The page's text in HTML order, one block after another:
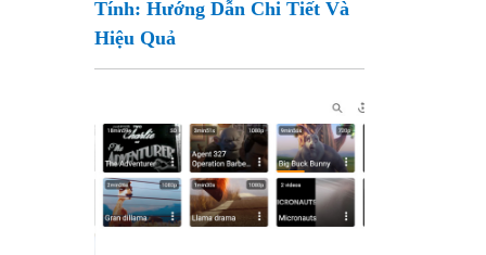
Tính: Hướng Dẫn Chi Tiết Và
Hiệu Quả